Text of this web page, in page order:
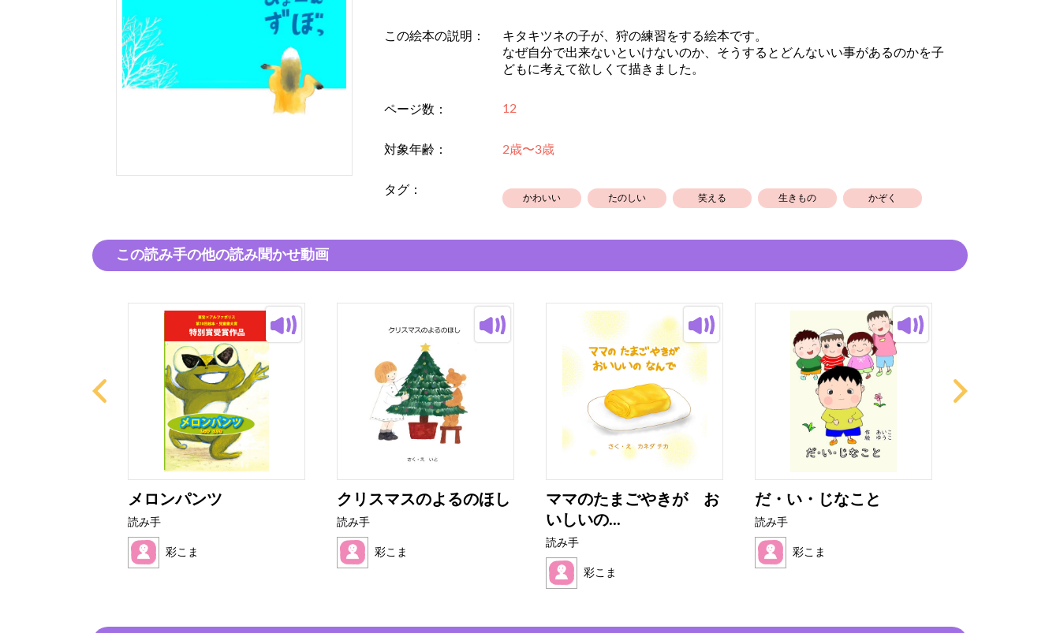
この絵本の説明：
キタキツネの子が、狩の練習をする絵本です。
なぜ自分で出来ないといけないのか、そうするとどんないい事があるのかを子
どもに考えて欲しくて描きました。
ページ数： 12
対象年齢： 2歳〜3歳
タグ：
かわいい たのしい 笑える 生きもの かぞく
この読み手の他の読み聞かせ動画
メロンパンツ
読み手
彩こま
クリスマスのよるのほし
読み手
彩こま
ママのたまごやきが お
いしいの...
読み手
彩こま
だ・い・じなこと
読み手
彩こま